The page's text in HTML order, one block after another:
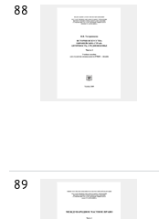
88
89